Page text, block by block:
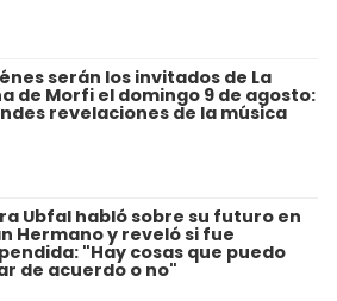
serán los invitados de La
de Morfi el domingo 9 de agosto:
revelaciones de la música
Ubfal habló sobre su futuro en
Hermano y reveló si fue
"Hay cosas que puedo
de acuerdo o no"